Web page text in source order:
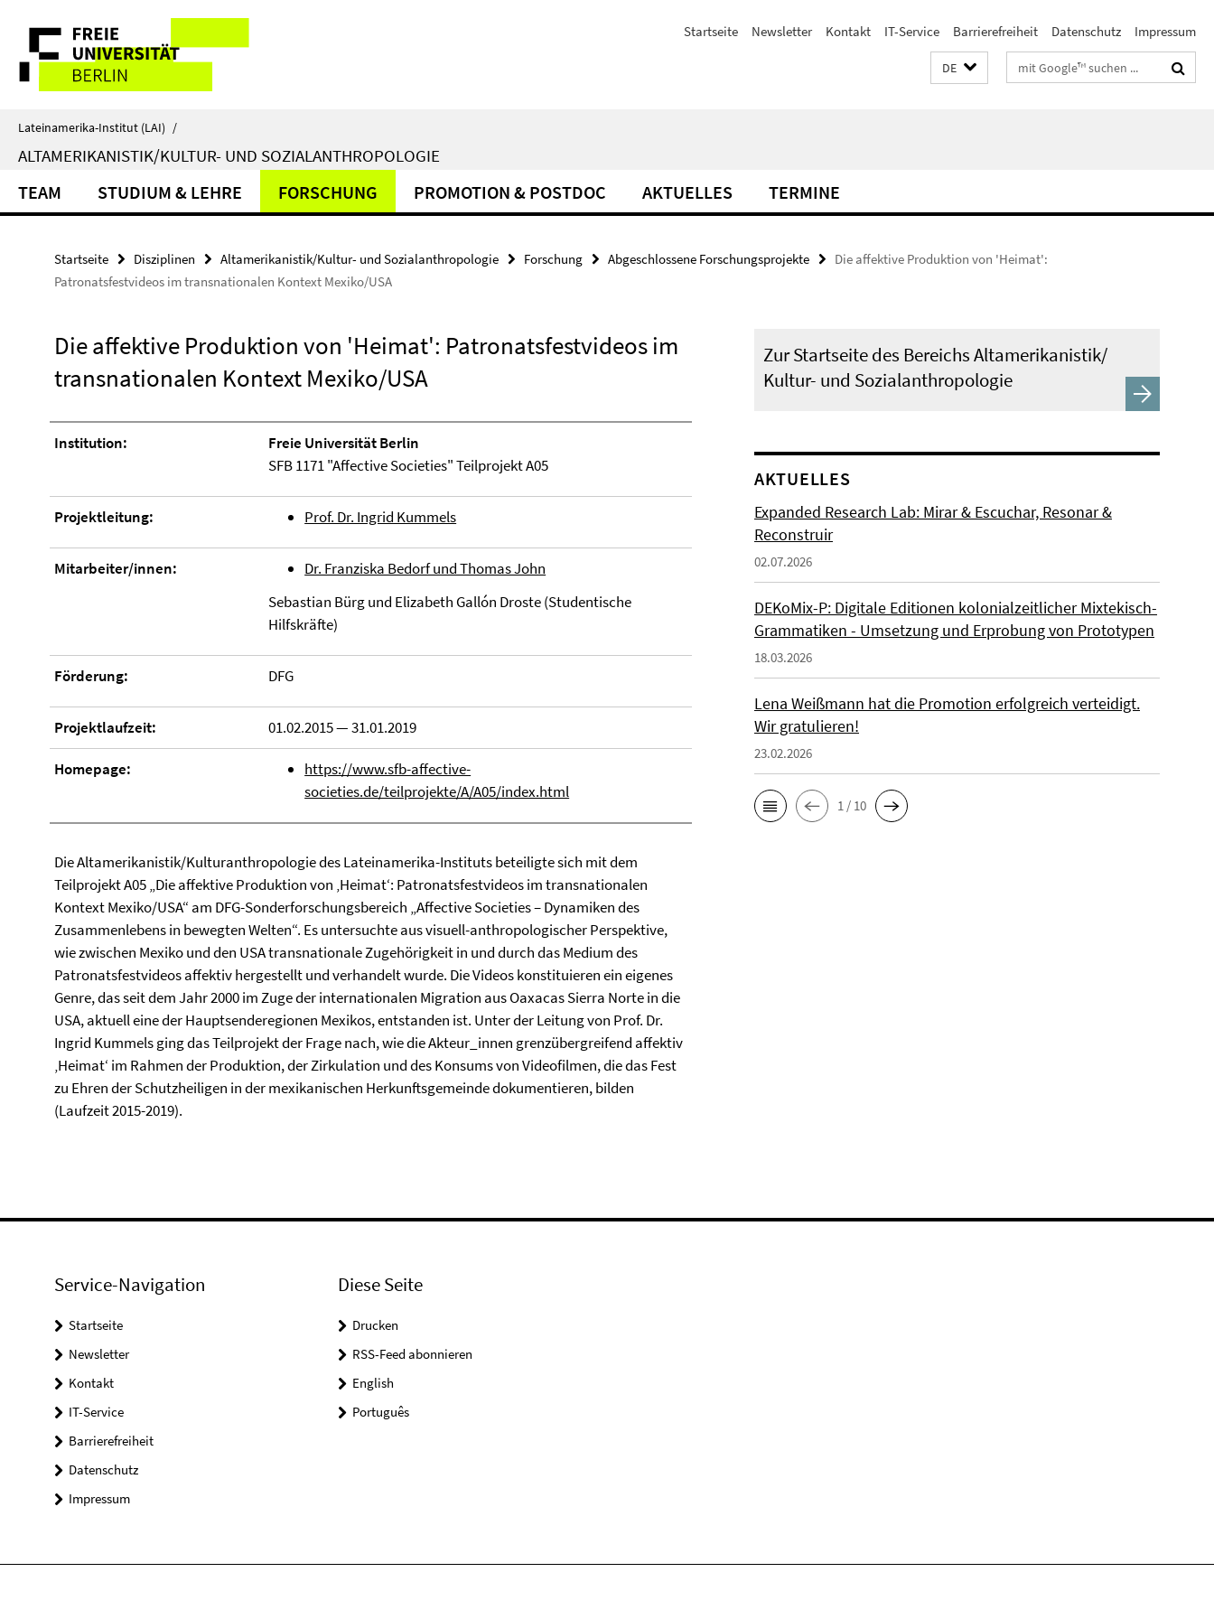
direkt
Inhalt
Service-
Navigation
Startseite Newsletter Kontakt IT-Service Barrierefreiheit Datenschutz Impressum
DE Suchbegriffe
Lateinamerika-Institut (LAI) /
ALTAMERIKANISTIK/KULTUR- UND SOZIALANTHROPOLOGIE
TEAM STUDIUM & LEHRE FORSCHUNG PROMOTION & POSTDOC AKTUELLES TERMINE
Startseite Disziplinen Altamerikanistik/Kultur- und Sozialanthropologie Forschung Abgeschlossene Forschungsprojekte
Die affektive Produktion von 'Heimat':
Patronatsfestvideos im transnationalen Kontext Mexiko/USA
Die affektive Produktion von 'Heimat': Patronatsfestvideos im
transnationalen Kontext Mexiko/USA
Institution:
Freie Universität Berlin
SFB 1171 "Affective Societies" Teilprojekt A05
Projektleitung: Prof. Dr. Ingrid Kummels
Mitarbeiter/innen:
Dr. Franziska Bedorf und Thomas John
Sebastian Bürg und Elizabeth Gallón Droste (Studentische
Hilfskräfte)
Förderung: DFG
Projektlaufzeit: 01.02.2015 — 31.01.2019
Homepage:
https://www.sfb-affective-
societies.de/teilprojekte/A/A05/index.html
Die Altamerikanistik/Kulturanthropologie des Lateinamerika-Instituts beteiligte sich mit dem
Teilprojekt A05 „Die affektive Produktion von ‚Heimat‘: Patronatsfestvideos im transnationalen
Kontext Mexiko/USA“ am DFG-Sonderforschungsbereich „Affective Societies – Dynamiken des
Zusammenlebens in bewegten Welten“. Es untersuchte aus visuell-anthropologischer Perspektive,
wie zwischen Mexiko und den USA transnationale Zugehörigkeit in und durch das Medium des
Patronatsfestvideos affektiv hergestellt und verhandelt wurde. Die Videos konstituieren ein eigenes
Genre, das seit dem Jahr 2000 im Zuge der internationalen Migration aus Oaxacas Sierra Norte in die
USA, aktuell eine der Hauptsenderegionen Mexikos, entstanden ist. Unter der Leitung von Prof. Dr.
Ingrid Kummels ging das Teilprojekt der Frage nach, wie die Akteur_innen grenzübergreifend affektiv
‚Heimat‘ im Rahmen der Produktion, der Zirkulation und des Konsums von Videofilmen, die das Fest
zu Ehren der Schutzheiligen in der mexikanischen Herkunftsgemeinde dokumentieren, bilden
(Laufzeit 2015-2019).
Zur Startseite des Bereichs Altamerikanistik/
Kultur- und Sozialanthropologie
AKTUELLES
Expanded Research Lab: Mirar & Escuchar, Resonar &
Reconstruir
02.07.2026
DEKoMix-P: Digitale Editionen kolonialzeitlicher Mixtekisch-
Grammatiken - Umsetzung und Erprobung von Prototypen
18.03.2026
Lena Weißmann hat die Promotion erfolgreich verteidigt.
Wir gratulieren!
23.02.2026
1 / 10
Service-Navigation
Startseite
Newsletter
Kontakt
IT-Service
Barrierefreiheit
Datenschutz
Impressum
Diese Seite
Drucken
RSS-Feed abonnieren
English
Português